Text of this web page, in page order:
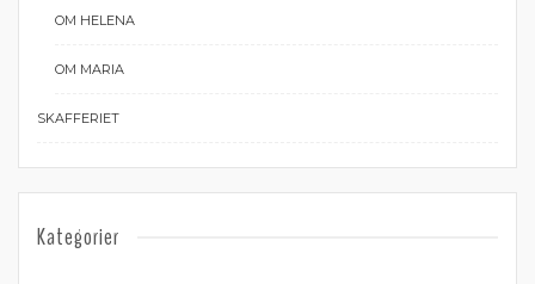
OM HELENA
OM MARIA
SKAFFERIET
Kategorier